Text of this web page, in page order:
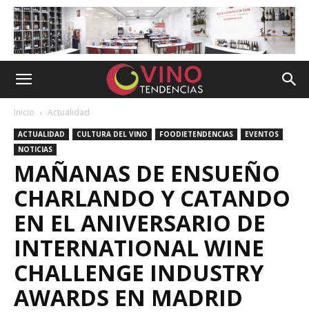
Inicio Actualidad
ACTUALIDAD CULTURA DEL VINO FOODIETENDENCIAS
EVENTOS
NOTICIAS
MAÑANAS DE ENSUEÑO
CHARLANDO Y CATANDO
EN EL ANIVERSARIO DE
INTERNATIONAL WINE
CHALLENGE INDUSTRY
AWARDS EN MADRID